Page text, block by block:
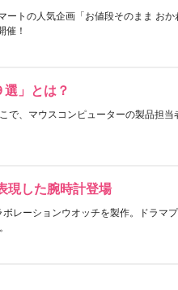
ートの人気企画「お値段そのまま おか
催！
」とは？
で、マウスコンピューターの製品担当
現した腕時計登場
レーションウオッチを製作。ドラマ